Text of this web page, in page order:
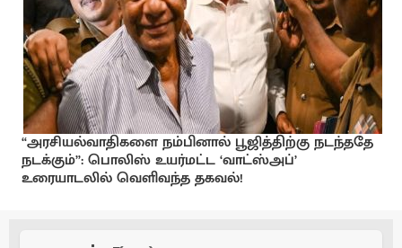
“அரசியல்வாதிகளை நம்பினால் பூஜித்திற்கு நடந்ததே
நடக்கும்”: பொலிஸ் உயர்மட்ட ‘வாட்ஸ்அப்’
உரையாடலில் வெளிவந்த தகவல்!